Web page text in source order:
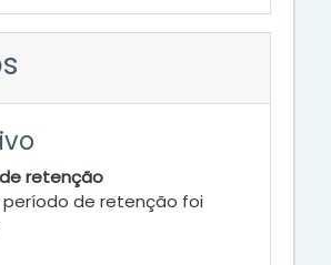
retenção
período de retenção foi